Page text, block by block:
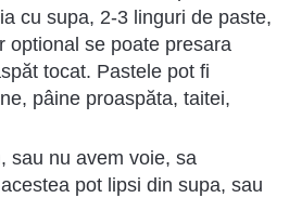
cu supa, 2-3 linguri de paste,
optional se poate presara
tocat. Pastele pot fi
pâine proaspăta, taitei,
sau nu avem voie, sa
pot lipsi din supa, sau